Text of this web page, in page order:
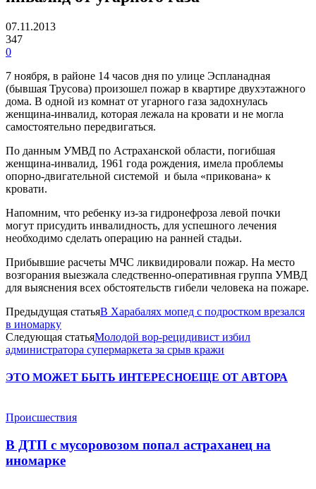
07.11.2013
347
0
7 ноября, в районе 14 часов дня по улице Эспланадная
(бывшая Трусова) произошел пожар в квартире двухэтажного
дома. В одной из комнат от угарного газа задохнулась
женщина-инвалид, которая лежала на кровати и не могла
самостоятельно передвигаться.
По данным УМВД по Астраханской области, погибшая
женщина-инвалид, 1961 года рождения, имела проблемы
опорно-двигательной системой и была «прикована» к
кровати.
Напомним, что ребенку из-за гидронефроза левой почки
могут присудить инвалидность, для успешного лечения
необходимо сделать операцию на ранней стадьи.
Прибывшие расчеты МЧС ликвидировали пожар. На место
возгорания выезжала следственно-оперативная группа УМВД
для выяснения всех обстоятельств гибели человека на пожаре.
Предыдущая статьяВ Харабалях мопед с подростком врезался
в иномарку
Следующая статьяМолодой вор-рецидивист избил
администратора супермаркета за срыв кражи
ЭТО МОЖЕТ БЫТЬ ИНТЕРЕСНОЕЩЕ ОТ АВТОРА
Происшествия
В ДТП с мусоровозом попал астраханец на
иномарке